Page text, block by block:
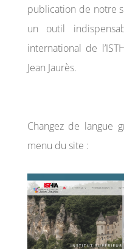
publication de notre
un outil
international de
Jean Jaurès.
Changez de langue
menu du site :